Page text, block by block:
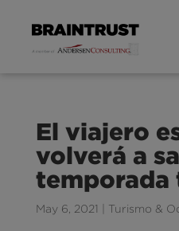
El viajero
volverá a
temporada
May 6, 2021 Turismo &